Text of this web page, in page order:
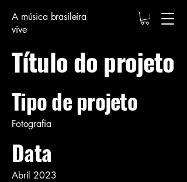
A música brasileira
vive
Título do projeto
Tipo de projeto
Fotografia
Data
Abril 2023